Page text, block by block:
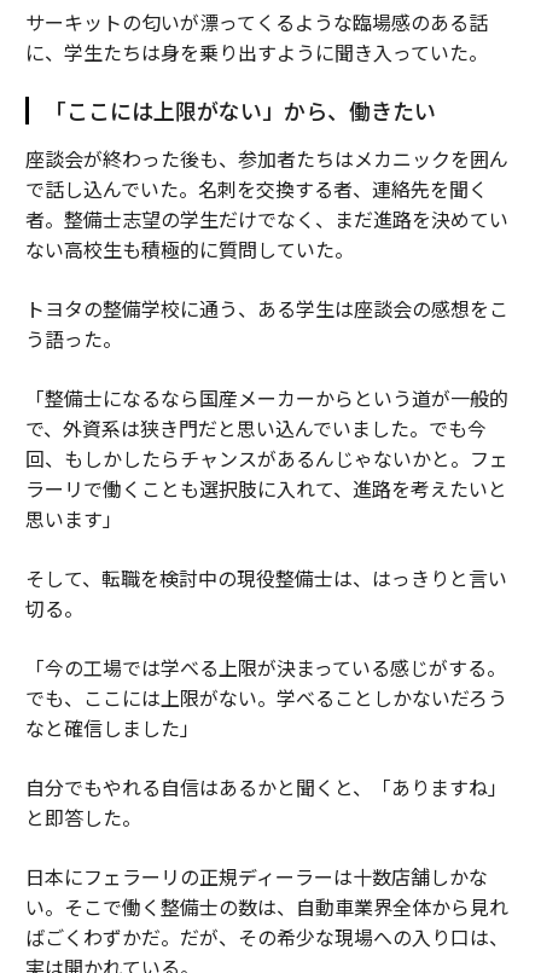
サーキットの匂いが漂ってくるような臨場感のある話
に、学生たちは身を乗り出すように聞き入っていた。
「ここには上限がない」から、働きたい
座談会が終わった後も、参加者たちはメカニックを囲ん
で話し込んでいた。名刺を交換する者、連絡先を聞く
者。整備士志望の学生だけでなく、まだ進路を決めてい
ない高校生も積極的に質問していた。
トヨタの整備学校に通う、ある学生は座談会の感想をこ
う語った。
「整備士になるなら国産メーカーからという道が一般的
で、外資系は狭き門だと思い込んでいました。でも今
回、もしかしたらチャンスがあるんじゃないかと。フェ
ラーリで働くことも選択肢に入れて、進路を考えたいと
思います」
そして、転職を検討中の現役整備士は、はっきりと言い
切る。
「今の工場では学べる上限が決まっている感じがする。
でも、ここには上限がない。学べることしかないだろう
なと確信しました」
自分でもやれる自信はあるかと聞くと、「ありますね」
と即答した。
日本にフェラーリの正規ディーラーは十数店舗しかな
い。そこで働く整備士の数は、自動車業界全体から見れ
ばごくわずかだ。だが、その希少な現場への入り口は、
実は開かれている。